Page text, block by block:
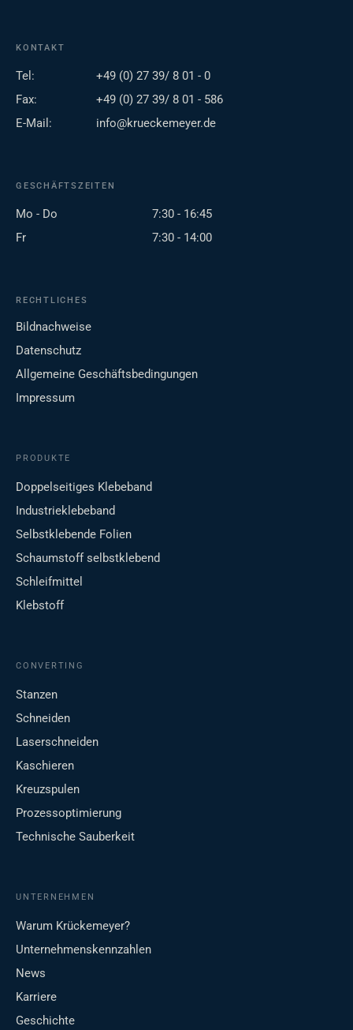
KONTAKT
Tel:
+49 (0) 27 39/ 8 01 - 0
Fax:
+49 (0) 27 39/ 8 01 - 586
E-Mail:
info@krueckemeyer.de
GESCHÄFTSZEITEN
Mo - Do
7:30 - 16:45
Fr
7:30 - 14:00
RECHTLICHES
Bildnachweise
Datenschutz
Allgemeine Geschäftsbedingungen
Impressum
PRODUKTE
Doppelseitiges Klebeband
Industrieklebeband
Selbstklebende Folien
Schaumstoff selbstklebend
Schleifmittel
Klebstoff
CONVERTING
Stanzen
Schneiden
Laserschneiden
Kaschieren
Kreuzspulen
Prozessoptimierung
Technische Sauberkeit
UNTERNEHMEN
Warum Krückemeyer?
Unternehmenskennzahlen
News
Karriere
Geschichte